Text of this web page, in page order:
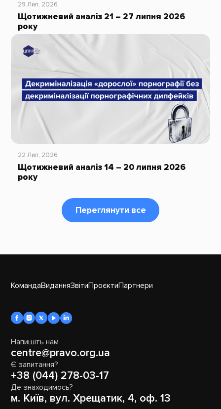
29 Лип, 2026
Щотижневий аналіз 21 – 27 липня 2026
року
22 Лип, 2026
Щотижневий аналіз 14 – 20 липня 2026
року
Переглянути все
КомандаВиданняЗвітиПроєктиПартнери
Напишіть нам
centre@pravo.org.ua
Є запитання?
+38 (044) 278-03-17
Де знаходимось?
м. Київ, вул. Хрещатик, 4, оф. 13